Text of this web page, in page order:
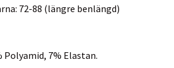
72-88 (längre benlängd)
Polyamid, 7% Elastan.